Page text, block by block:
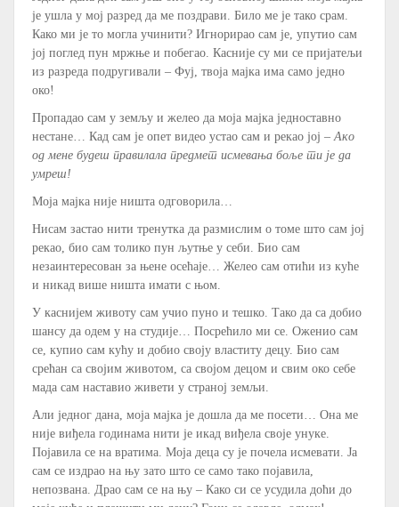
је ушла у мој разред да ме поздрави. Било ме је тако срам.
Како ми је то могла учинити? Игнорирао сам је, упутио сам
јој поглед пун мржње и побегао. Касније су ми се пријатељи
из разреда подругивали – Фуј, твоја мајка има само једно
око!
Пропадао сам у земљу и желео да моја мајка једноставно
нестане… Кад сам је опет видео устао сам и рекао јој – Ако
од мене будеш правилала предмет исмевања боље ти је да
умреш!
Моја мајка није ништа одговорила…
Нисам застао нити тренутка да размислим о томе што сам јој
рекао, био сам толико пун љутње у себи. Био сам
незаинтересован за њене осећаје… Желео сам отићи из куће
и никад више ништа имати с њом.
У каснијем животу сам учио пуно и тешко. Тако да са добио
шансу да одем у на студије… Посрећило ми се. Оженио сам
се, купио сам кућу и добио своју властиту децу. Био сам
срећан са својим животом, са својом децом и свим око себе
мада сам наставио живети у страној земљи.
Али једног дана, моја мајка је дошла да ме посети… Она ме
није виђела годинама нити је икад виђела своје унуке.
Појавила се на вратима. Моја деца су је почела исмевати. Ја
сам се издрао на њу зато што се само тако појавила,
непозвана. Драо сам се на њу – Како си се усудила доћи до